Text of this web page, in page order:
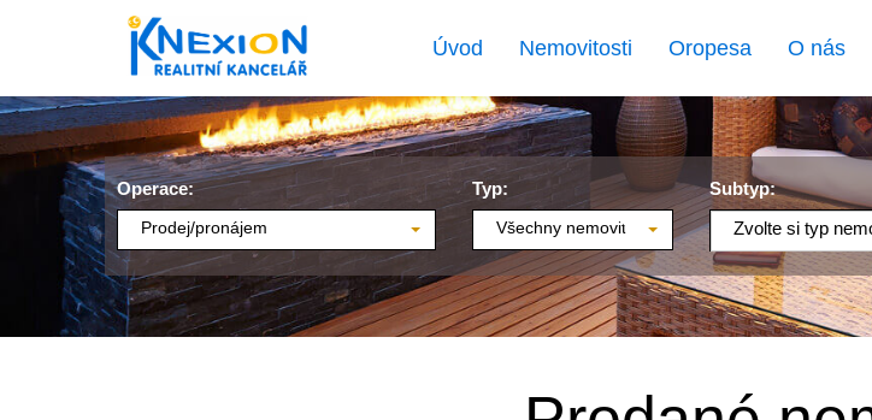
Úvod Nemovitosti Oropesa O nás
Operace:
Prodej/pronájem
Typ:
Všechny nemovitosti
Subtyp:
Zvolte si typ